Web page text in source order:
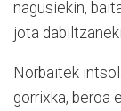
nagusiekin,
jota
Norbaitek
gorrixka, beroa